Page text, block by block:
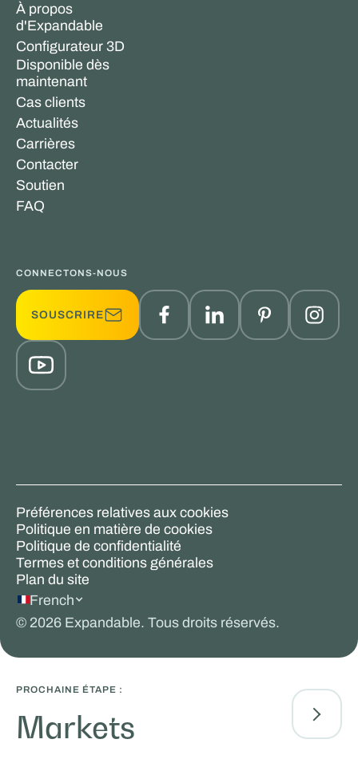
À propos
d'Expandable
Configurateur 3D
Disponible dès
maintenant
Cas clients
Actualités
Carrières
Contacter
Soutien
FAQ
CONNECTONS-NOUS
SOUSCRIRE
Préférences relatives aux cookies
Politique en matière de cookies
Politique de confidentialité
Termes et conditions générales
Plan du site
French
© 2026 Expandable. Tous droits réservés.
PROCHAINE ÉTAPE :
Markets